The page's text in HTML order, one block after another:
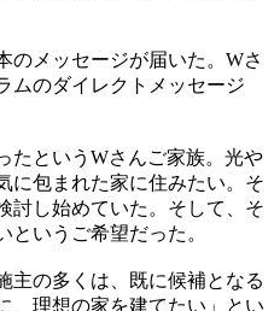
のメッセージが届いた。Wさ
ムのダイレクトメッセージ
たというWさんご家族。光や
に包まれた家に住みたい。そ
討し始めていた。そして、そ
いうご希望だった。
主の多くは、既に候補となる
、理想の家を建てたい」とい